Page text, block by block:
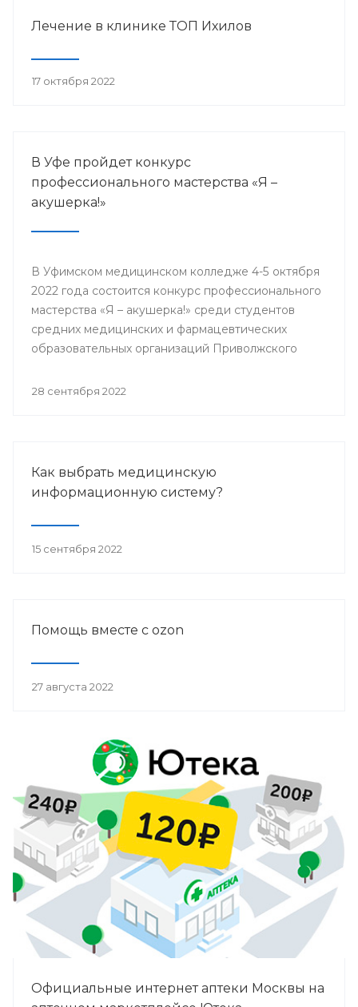
Лечение в клинике ТОП Ихилов
17 октября 2022
В Уфе пройдет конкурс
профессионального мастерства «Я –
акушерка!»
В Уфимском медицинском колледже 4-5 октября
2022 года состоится конкурс профессионального
мастерства «Я – акушерка!» среди студентов
средних медицинских и фармацевтических
образовательных организаций Приволжского
28 сентября 2022
Как выбрать медицинскую
информационную систему?
15 сентября 2022
Помощь вместе с ozon
27 августа 2022
Официальные интернет аптеки Москвы на